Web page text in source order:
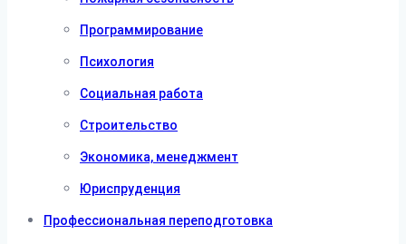
Программирование
Психология
Социальная работа
Строительство
Экономика, менеджмент
Юриспруденция
Профессиональная переподготовка